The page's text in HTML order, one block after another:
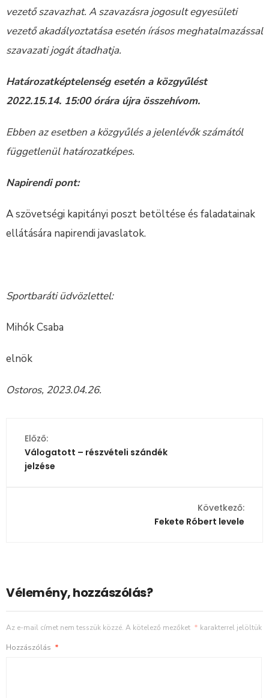
vezető szavazhat. A szavazásra jogosult egyesületi
vezető akadályoztatása esetén írásos meghatalmazással
szavazati jogát átadhatja.
Határozatképtelenség esetén a közgyűlést
2022.15.14. 15:00 órára újra összehívom.
Ebben az esetben a közgyűlés a jelenlévők számától
függetlenül határozatképes.
Napirendi pont:
A szövetségi kapitányi poszt betöltése és faladatainak
ellátására napirendi javaslatok.
Sportbaráti üdvözlettel:
Mihók Csaba
elnök
Ostoros, 2023.04.26.
Előző:
Válogatott – részvételi szándék
jelzése
Következő:
Fekete Róbert levele
Vélemény, hozzászólás?
Az e-mail címet nem tesszük közzé. A kötelező mezőket * karakterrel jelöltük
Hozzászólás *